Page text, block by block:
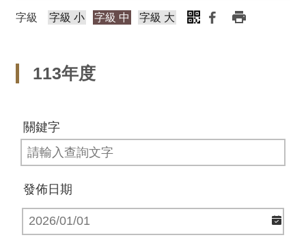
字級 字級 小 字級 中 字級 大
113年度
關鍵字
發佈日期